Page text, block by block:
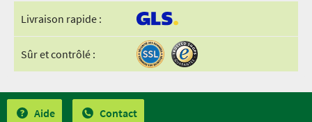
Livraison rapide :
Sûr et contrôlé :
Aide Contact